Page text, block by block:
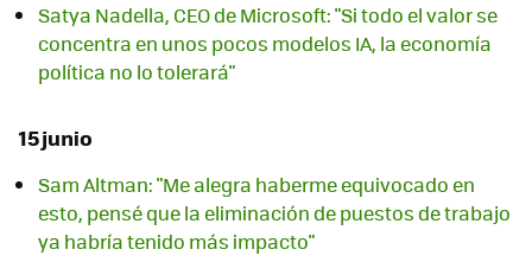
Satya Nadella, CEO de Microsoft: "Si todo el valor se
concentra en unos pocos modelos IA, la economía
política no lo tolerará"
15 junio
Sam Altman: "Me alegra haberme equivocado en
esto, pensé que la eliminación de puestos de trabajo
ya habría tenido más impacto"